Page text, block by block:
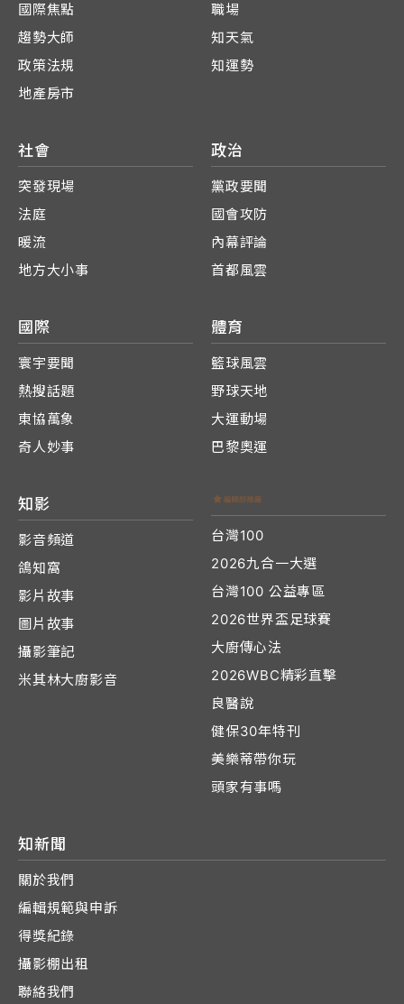
國際焦點
趨勢大師
政策法規
地產房市
職場
知天氣
知運勢
社會
突發現場
法庭
暖流
地方大小事
政治
黨政要聞
國會攻防
內幕評論
首都風雲
國際
寰宇要聞
熱搜話題
東協萬象
奇人妙事
體育
籃球風雲
野球天地
大運動場
巴黎奧運
知影
影音頻道
鴿知窩
影片故事
圖片故事
攝影筆記
米其林大廚影音
台灣100
2026九合一大選
台灣100 公益專區
2026世界盃足球賽
大廚傳心法
2026WBC精彩直擊
良醫說
健保30年特刊
美樂蒂帶你玩
頭家有事嗎
知新聞
關於我們
編輯規範與申訴
得獎紀錄
攝影棚出租
聯絡我們